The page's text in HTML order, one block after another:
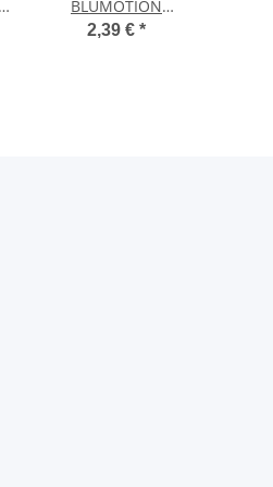
BLUMOTION
zum Aufstecken,
2,39 € *